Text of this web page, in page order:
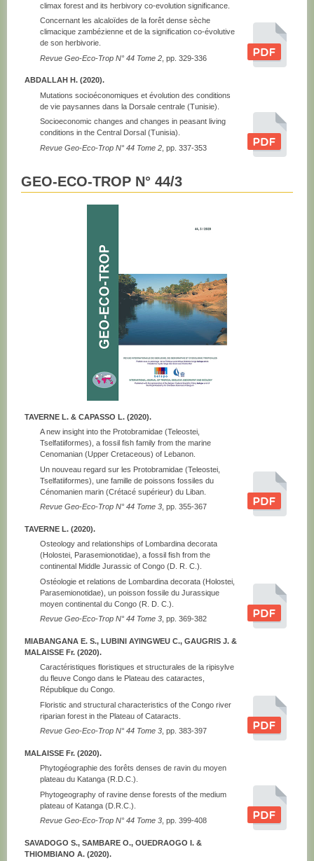
climax forest and its herbivory co-evolution significance.
Concernant les alcaloïdes de la forêt dense sèche
climacique zambézienne et de la signification co-évolutive
de son herbivorie.
Revue Geo-Eco-Trop N° 44 Tome 2 , pp. 329-336
ABDALLAH H. (2020).
Mutations socioéconomiques et évolution des conditions
de vie paysannes dans la Dorsale centrale (Tunisie).
Socioeconomic changes and changes in peasant living
conditions in the Central Dorsal (Tunisia).
Revue Geo-Eco-Trop N° 44 Tome 2 , pp. 337-353
GEO-ECO-TROP N° 44/3
TAVERNE L. & CAPASSO L. (2020).
A new insight into the Protobramidae (Teleostei,
Tselfatiiformes), a fossil fish family from the marine
Cenomanian (Upper Cretaceous) of Lebanon.
Un nouveau regard sur les Protobramidae (Teleostei,
Tselfatiiformes), une famille de poissons fossiles du
Cénomanien marin (Crétacé supérieur) du Liban.
Revue Geo-Eco-Trop N° 44 Tome 3 , pp. 355-367
TAVERNE L. (2020).
Osteology and relationships of Lombardina decorata
(Holostei, Parasemionotidae), a fossil fish from the
continental Middle Jurassic of Congo (D. R. C.).
Ostéologie et relations de Lombardina decorata (Holostei,
Parasemionotidae), un poisson fossile du Jurassique
moyen continental du Congo (R. D. C.).
Revue Geo-Eco-Trop N° 44 Tome 3 , pp. 369-382
MIABANGANA E. S., LUBINI AYINGWEU C., GAUGRIS J. &
MALAISSE Fr. (2020).
Caractéristiques floristiques et structurales de la ripisylve
du fleuve Congo dans le Plateau des cataractes,
République du Congo.
Floristic and structural characteristics of the Congo river
riparian forest in the Plateau of Cataracts.
Revue Geo-Eco-Trop N° 44 Tome 3 , pp. 383-397
MALAISSE Fr. (2020).
Phytogéographie des forêts denses de ravin du moyen
plateau du Katanga (R.D.C.).
Phytogeography of ravine dense forests of the medium
plateau of Katanga (D.R.C.).
Revue Geo-Eco-Trop N° 44 Tome 3 , pp. 399-408
SAVADOGO S., SAMBARE O., OUEDRAOGO I. &
THIOMBIANO A. (2020).